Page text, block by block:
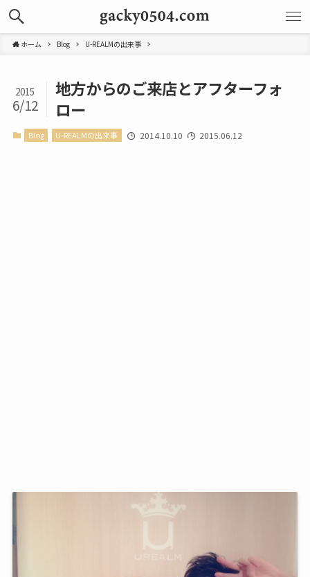
ホーム Blog U-REALMの出来事
地方からのご来店とアフターフォ
ロー
2015
6/12
Blog U-REALMの出来事 2014.10.10 2015.06.12